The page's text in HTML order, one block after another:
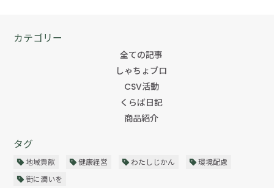
カテゴリー
全ての記事
しゃちょブロ
CSV活動
くらば日記
商品紹介
タグ
地域貢献 健康経営 わたしじかん
環境配慮
街に潤いを